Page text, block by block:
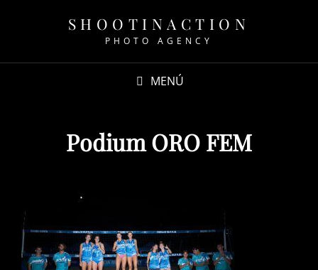
SHOOTINACTION
PHOTO AGENCY
MENÚ
Podium ORO FEM